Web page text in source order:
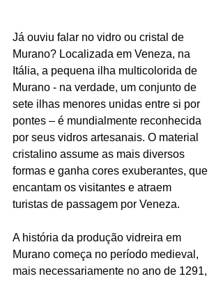
Já ouviu falar no vidro ou cristal de
Murano? Localizada em Veneza, na
Itália, a pequena ilha multicolorida de
Murano - na verdade, um conjunto de
sete ilhas menores unidas entre si por
pontes – é mundialmente reconhecida
por seus vidros artesanais. O material
cristalino assume as mais diversos
formas e ganha cores exuberantes, que
encantam os visitantes e atraem
turistas de passagem por Veneza.
A história da produção vidreira em
Murano começa no período medieval,
mais necessariamente no ano de 1291,